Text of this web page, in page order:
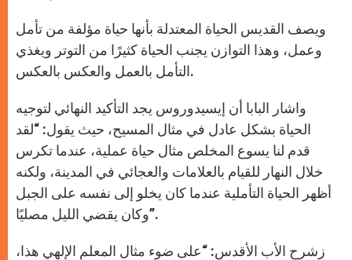
ويصف القديس الحياة المعتدلة بأنها حياة مؤلفة من تأمل
وعمل، وهذا التوازن يجنب الحياة كثيرًا من التوتر ويغذي
التأمل بالعمل والعكس بالعكس.
واشار البابا أن إيسيدوروس يجد التأكيد النهائي لتوجيه
الحياة بشكل عادل في مثال المسيح، حيث يقول: “لقد
قدم لنا يسوع المخلص مثال حياة عملية، عندما تكرس
خلال النهار للقيام بالعلامات والعجائي في المدينة، ولكنه
أظهر الحياة التأملية عندما كان يخلو إلى نفسه على الجبل
وكان يقضي الليل مصليًا”.
زشرح الأب الأقدس: “على ضوء مثال المعلم الإلهي هذا،